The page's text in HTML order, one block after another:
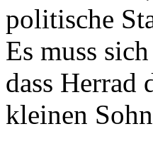
politische
Es muss
dass Herrad
kleinen